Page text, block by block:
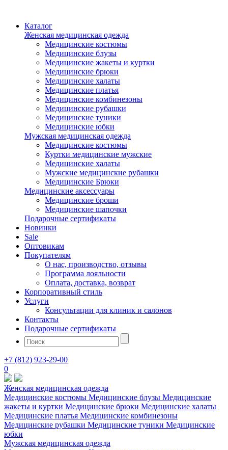
Каталог
Женская медицинская одежда
Медицинские костюмы
Медицинские блузы
Медицинские жакеты и куртки
Медицинские брюки
Медицинские халаты
Медицинские платья
Медицинские комбинезоны
Медицинские рубашки
Медицинские туники
Медицинские юбки
Мужская медицинская одежда
Медицинские костюмы
Куртки медицинские мужские
Медицинские халаты
Мужские медицинские рубашки
Медицинские Брюки
Медицинские аксессуары
Медицинские броши
Медицинские шапочки
Подарочные сертификаты
Новинки
Sale
Оптовикам
Покупателям
О нас, производство, отзывы
Программа лояльности
Оплата, доставка, возврат
Корпоративный стиль
Услуги
Консультации для клиник и салонов
Контакты
Подарочные сертификаты
+7 (812) 923-29-00
0
Женская медицинская одежда
Медицинские костюмы Медицинские блузы Медицинские
жакеты и куртки Медицинские брюки Медицинские халаты
Медицинские платья Медицинские комбинезоны
Медицинские рубашки Медицинские туники Медицинские
юбки
Мужская медицинская одежда